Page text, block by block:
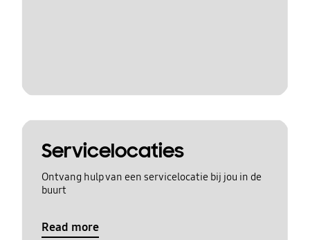
Servicelocaties
Ontvang hulp van een servicelocatie bij jou in de
buurt
Read more